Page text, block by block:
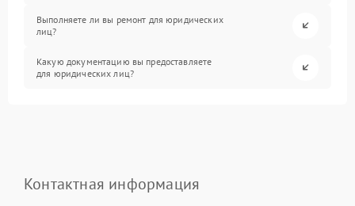
Выполняете ли вы ремонт для юридических
лиц?
Какую документацию вы предоставляете
для юридических лиц?
Контактная информация